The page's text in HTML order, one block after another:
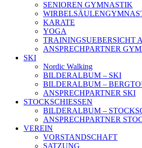
SENIOREN GYMNASTIK
KARATE
YOGA
TRAININGSUEBERSICHT
ANSPRECHPARTNER
SKI
Nordic Walking
BILDERALBUM – SKI
BILDERALBUM –
ANSPRECHPARTNER SKI
STOCKSCHIESSEN
BILDERALBUM –
ANSPRECHPARTNER
VEREIN
VORSTANDSCHAFT
SATZUNG